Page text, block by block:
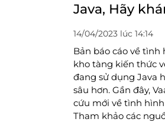
Java, Hãy
14/04/2023 lúc 14:14
Bản báo cáo về tình
kho tàng kiến thức
đang sử dụng Java
sâu hơn. Gần đây,
cứu mới về tình
Tham khảo các